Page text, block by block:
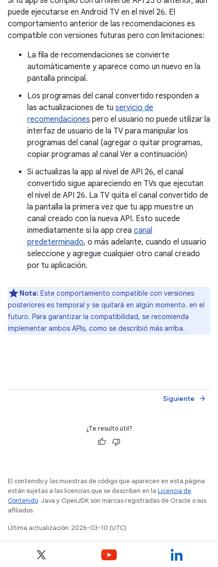
puede ejecutarse en Android TV en el nivel 26. El
comportamiento anterior de las recomendaciones es
compatible con versiones futuras pero con limitaciones:
La fila de recomendaciones se convierte
automáticamente y aparece como un nuevo en la
pantalla principal.
Los programas del canal convertido responden a
las actualizaciones de tu servicio de
recomendaciones pero el usuario no puede utilizar la
interfaz de usuario de la TV para manipular los
programas del canal (agregar o quitar programas,
copiar programas al canal Ver a continuación)
Si actualizas la app al nivel de API 26, el canal
convertido sigue apareciendo en TVs que ejecutan
el nivel de API 26. La TV quita el canal convertido de
la pantalla la primera vez que tu app muestre un
canal creado con la nueva API. Esto sucede
inmediatamente si la app crea canal
predeterminado, o más adelante, cuando el usuario
seleccione y agregue cualquier otro canal creado
por tu aplicación.
Nota: Este comportamiento compatible con versiones
posteriores es temporal y se quitará en algún momento. en el
futuro. Para garantizar la compatibilidad, se recomienda
implementar ambos APIs, como se describió más arriba.
Siguiente arrow_forward
¿Te resultó útil?
El contenido y las muestras de código que aparecen en esta página
están sujetas a las licencias que se describen en la Licencia de
Contenido. Java y OpenJDK son marcas registradas de Oracle o sus
afiliados.
Última actualización: 2026-03-10 (UTC)